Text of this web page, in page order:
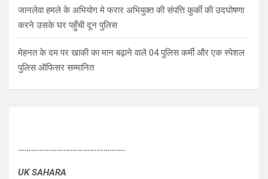
जानलेवा हमले के अभियोग मे फरार अभियुक्त की संपत्ति कुर्की की उदघोषणा
करने उसके घर पहुँची दून पुलिस
मेहनत के दम पर खाकी का मान बढ़ाने वाले 04 पुलिस कर्मी और एक स्पेशल
पुलिस ऑफिसर सम्मानित
………………………………………….
UK SAHARA